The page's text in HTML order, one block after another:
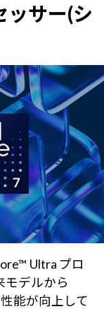
サー(シ
Ultra プロ
モデルから
能が向上して